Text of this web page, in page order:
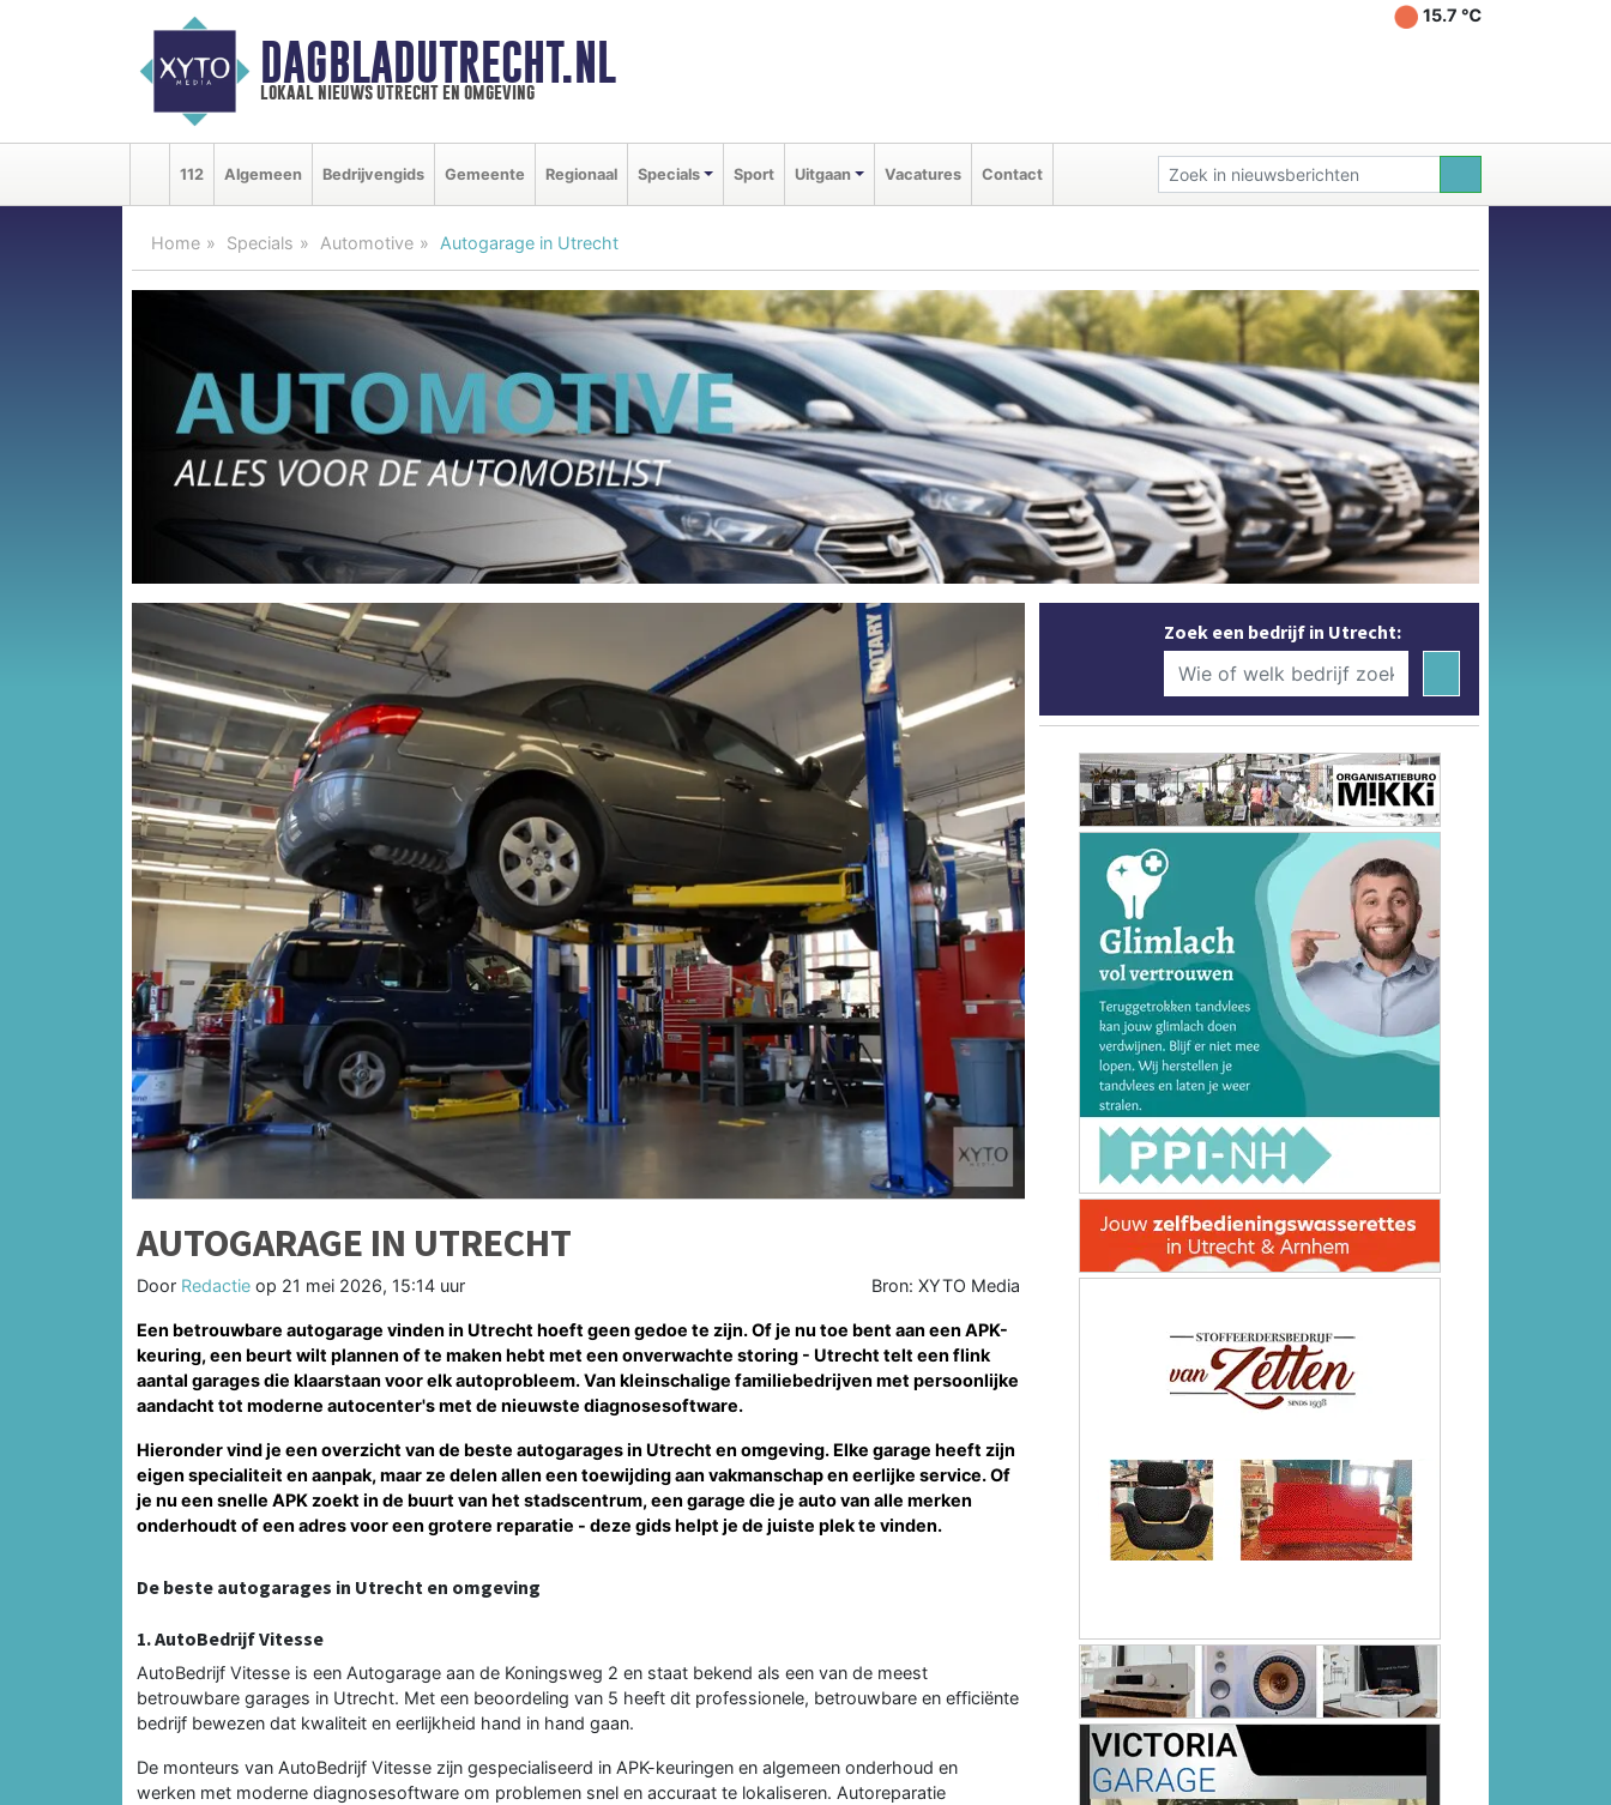
DAGBLADUTRECHT.NL
lokaal nieuws utrecht en omgeving
15.7 ℃
112 Algemeen Bedrijvengids Gemeente Regionaal Specials Sport Uitgaan Vacatures Contact
Home Specials Automotive Autogarage in Utrecht
AUTOGARAGE IN UTRECHT
Door Redactie op 21 mei 2026, 15:14 uur Bron: XYTO Media
Een betrouwbare autogarage vinden in Utrecht hoeft geen gedoe te zijn. Of je nu toe bent aan een APK-
keuring, een beurt wilt plannen of te maken hebt met een onverwachte storing - Utrecht telt een flink
aantal garages die klaarstaan voor elk autoprobleem. Van kleinschalige familiebedrijven met persoonlijke
aandacht tot moderne autocenter's met de nieuwste diagnosesoftware.
Hieronder vind je een overzicht van de beste autogarages in Utrecht en omgeving. Elke garage heeft zijn
eigen specialiteit en aanpak, maar ze delen allen een toewijding aan vakmanschap en eerlijke service. Of
je nu een snelle APK zoekt in de buurt van het stadscentrum, een garage die je auto van alle merken
onderhoudt of een adres voor een grotere reparatie - deze gids helpt je de juiste plek te vinden.
De beste autogarages in Utrecht en omgeving
1. AutoBedrijf Vitesse
AutoBedrijf Vitesse is een Autogarage aan de Koningsweg 2 en staat bekend als een van de meest
betrouwbare garages in Utrecht. Met een beoordeling van 5 heeft dit professionele, betrouwbare en efficiënte
bedrijf bewezen dat kwaliteit en eerlijkheid hand in hand gaan.
De monteurs van AutoBedrijf Vitesse zijn gespecialiseerd in APK-keuringen en algemeen onderhoud en
werken met moderne diagnosesoftware om problemen snel en accuraat te lokaliseren. Autoreparatie
Zoek een bedrijf in Utrecht: